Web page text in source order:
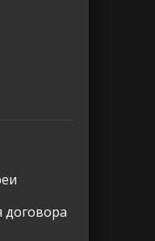
договора